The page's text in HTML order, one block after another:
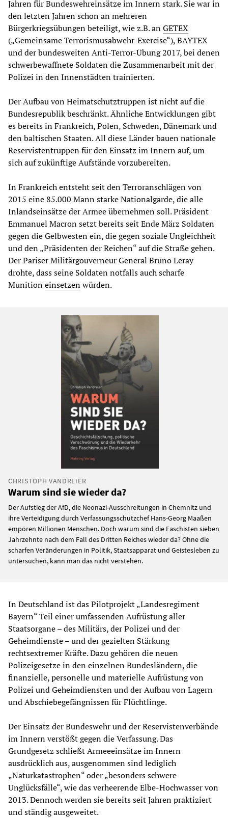
Jahren für Bundeswehreinsätze im Innern stark. Sie war in
den letzten Jahren schon an mehreren
Bürgerkriegsübungen beteiligt, wie z.B. anGETEX
(„Gemeinsame Terrorismusabwehr-Exercise“), BAYTEX
und der bundesweiten Anti-Terror-Übung 2017, bei denen
schwerbewaffnete Soldaten die Zusammenarbeit mit der
Polizei in den Innenstädten trainierten.
Der Aufbau von Heimatschutztruppen ist nicht auf die
Bundesrepublik beschränkt. Ähnliche Entwicklungen gibt
es bereits in Frankreich, Polen, Schweden, Dänemark und
den baltischen Staaten. All diese Länder bauen nationale
Reservistentruppen für den Einsatz im Innern auf, um
sich auf zukünftige Aufstände vorzubereiten.
In Frankreich entsteht seit den Terroranschlägen von
2015 eine 85.000 Mann starke Nationalgarde, die alle
Inlandseinsätze der Armee übernehmen soll. Präsident
Emmanuel Macron setzt bereits seit Ende März Soldaten
gegen die Gelbwesten ein, die gegen soziale Ungleichheit
und den „Präsidenten der Reichen“ auf die Straße gehen.
Der Pariser Militärgouverneur General Bruno Leray
drohte, dass seine Soldaten notfalls auch scharfe
Munitioneinsetzenwürden.
CHRISTOPH VANDREIER
Warum sind sie wieder da?
Der Aufstieg der AfD, die Neonazi-Ausschreitungen in Chemnitz und
ihre Verteidigung durch Verfassungsschutzchef Hans-Georg Maaßen
empören Millionen Menschen. Doch warum sind die Faschisten sieben
Jahrzehnte nach dem Fall des Dritten Reiches wieder da? Ohne die
scharfen Veränderungen in Politik, Staatsapparat und Geistesleben zu
untersuchen, kann man das nicht verstehen.
In Deutschland ist das Pilotprojekt „Landesregiment
Bayern“ Teil einer umfassenden Aufrüstung aller
Staatsorgane – des Militärs, der Polizei und der
Geheimdienste – und der gezielten Stärkung
rechtsextremer Kräfte. Dazu gehören die neuen
Polizeigesetze in den einzelnen Bundesländern, die
finanzielle, personelle und materielle Aufrüstung von
Polizei und Geheimdiensten und der Aufbau von Lagern
und Abschiebegefängnissen für Flüchtlinge.
Der Einsatz der Bundeswehr und der Reservistenverbände
im Innern verstößt gegen die Verfassung. Das
Grundgesetz schließt Armeeeinsätze im Innern
ausdrücklich aus, ausgenommen sind lediglich
„Naturkatastrophen“ oder „besonders schwere
Unglücksfälle“, wie das verheerende Elbe-Hochwasser von
2013. Dennoch werden sie bereits seit Jahren praktiziert
und ständig ausgeweitet.